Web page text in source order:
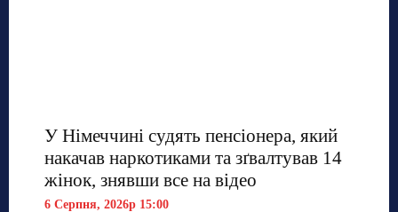
У Німеччині судять пенсіонера, який
накачав наркотиками та зґвалтував 14
жінок, знявши все на відео
6 Серпня, 2026р 15:00